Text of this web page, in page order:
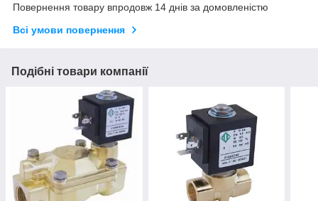
Повернення товару впродовж 14 днів за домовленістю
Всі умови повернення
Подібні товари компанії